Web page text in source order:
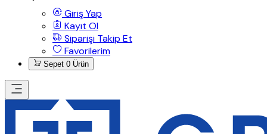
Giriş Yap
Kayıt Ol
Siparişi Takip Et
Favorilerim
Sepet 0 Ürün